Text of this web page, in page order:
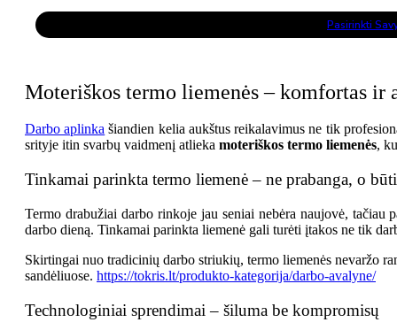
through
Pasirinkti
This
Product
Has
The
Options
Be
Chosen
On
Product
Page
Moteriškos termo liemenės – komfortas ir
Darbo aplinka šiandien kelia aukštus reikalavimus ne tik
srityje itin svarbų vaidmenį atlieka moteriškos termo liemenės,
Tinkamai parinkta termo liemenė – ne prabanga, o
Termo drabužiai darbo rinkoje jau seniai nebėra naujovė,
darbo dieną. Tinkamai parinkta liemenė gali turėti įtakos ne tik
Skirtingai nuo tradicinių darbo striukių, termo liemenės nevaržo
sandėliuose. https://tokris.lt/produkto-kategorija/darbo-avalyne/
Technologiniai sprendimai – šiluma be kompromisų